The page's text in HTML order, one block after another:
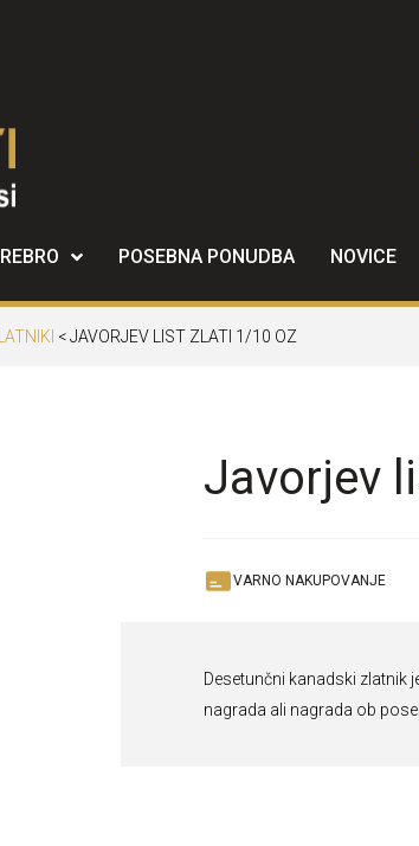
POSEBNA PONUDBA NOVICE
<JAVORJEV LIST ZLATI 1/10 OZ
Javorjev
VARNO NAKUPOVANJE
Desetunčni kanadski zlatnik
nagrada ali nagrada ob